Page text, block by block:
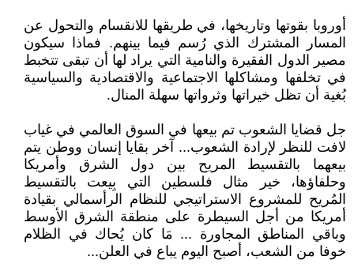
أوروبا بقوتها وتاريخها، في طريقها للانقسام والتحول عن
المسار المشترك الذي رُسم فيما بينهم. فماذا سيكون
مصير الدول الفقيرة والنامية التي يراد لها أن تبقى تتخبط
في تخلفها ومشاكلها الاجتماعية والاقتصادية والسياسية
بُغية أن تظل خيراتها وثرواتها سهلة المنال.
جل قضايا الشعوب تم بيعها في السوق العالمي في غياب
لافت للنظر لإرادة الشعوب... آخر بقايا إنسان ووطن يتم
بيعهما بالتقسيط المريح بين دول الشرق وأمريكا
وحلفاؤها، خير مثال فلسطين التي بِيعت بالتقسيط
المُريح للمشروع الاستراتيجي للنظام الرأسمالي بقيادة
أمريكا من أجل السيطرة على منطقة الشرق الأوسط
وباقي المناطق المجاورة ... مَا كان يُحاك في الظلام
خوفا من الشعب، أصبح اليوم يباع في العلن...